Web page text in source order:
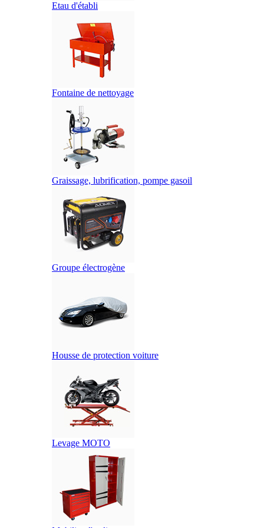
Etau d'établi
Fontaine de nettoyage
Graissage, lubrification, pompe gasoil
Groupe électrogène
Housse de protection voiture
Levage MOTO